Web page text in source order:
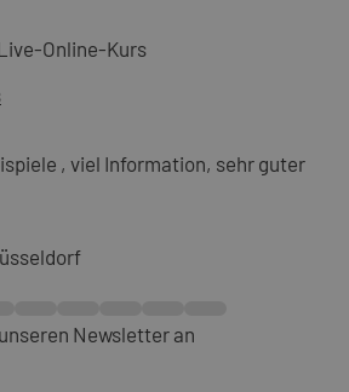
Online-Kurs
, viel Information, sehr guter
Newsletter an